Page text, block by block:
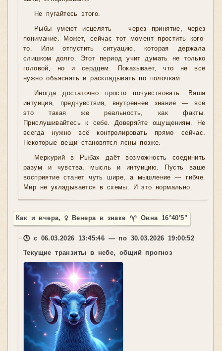
Не пугайтесь этого.
Рыбы умеют исцелять — через принятие, через
понимание. Может, сейчас тот момент простить кого-
то. Или отпустить ситуацию, которая держала
слишком долго. Этот период учит думать не только
головой, но и сердцем. Показывает, что не всё
нужно объяснять и раскладывать по полочкам.
Иногда достаточно просто почувствовать. Ваша
интуиция, предчувствия, внутреннее знание — всё
это такая же реальность, как факты.
Прислушивайтесь к себе. Доверяйте ощущениям. Не
всегда нужно всё контролировать прямо сейчас.
Некоторые вещи становятся ясны позже.
Меркурий в Рыбах даёт возможность соединить
разум и чувства, мысль и интуицию. Пусть ваше
восприятие станет чуть шире, а мышление — гибче.
Мир не укладывается в схемы. И это нормально.
Как и вчера, ♀ Венера в знаке ♈ Овна 16°40'5"
🕒 с 06.03.2026 13:45:46 — по 30.03.2026 19:00:52
Текущие транзиты в небе, общий прогноз